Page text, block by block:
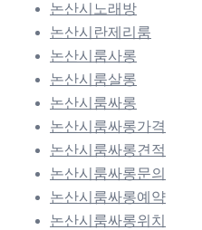
논산시노래방
논산시란제리룸
논산시룸사롱
논산시룸살롱
논산시룸싸롱
논산시룸싸롱가격
논산시룸싸롱견적
논산시룸싸롱문의
논산시룸싸롱예약
논산시룸싸롱위치